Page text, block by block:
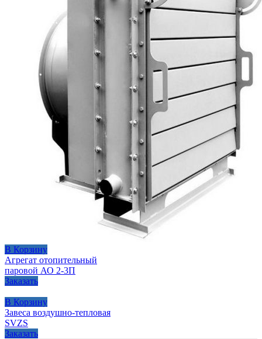
В Корзину
Агрегат отопительный
паровой АО 2-3П
Заказать
В Корзину
Завеса воздушно-тепловая
SVZS
Заказать